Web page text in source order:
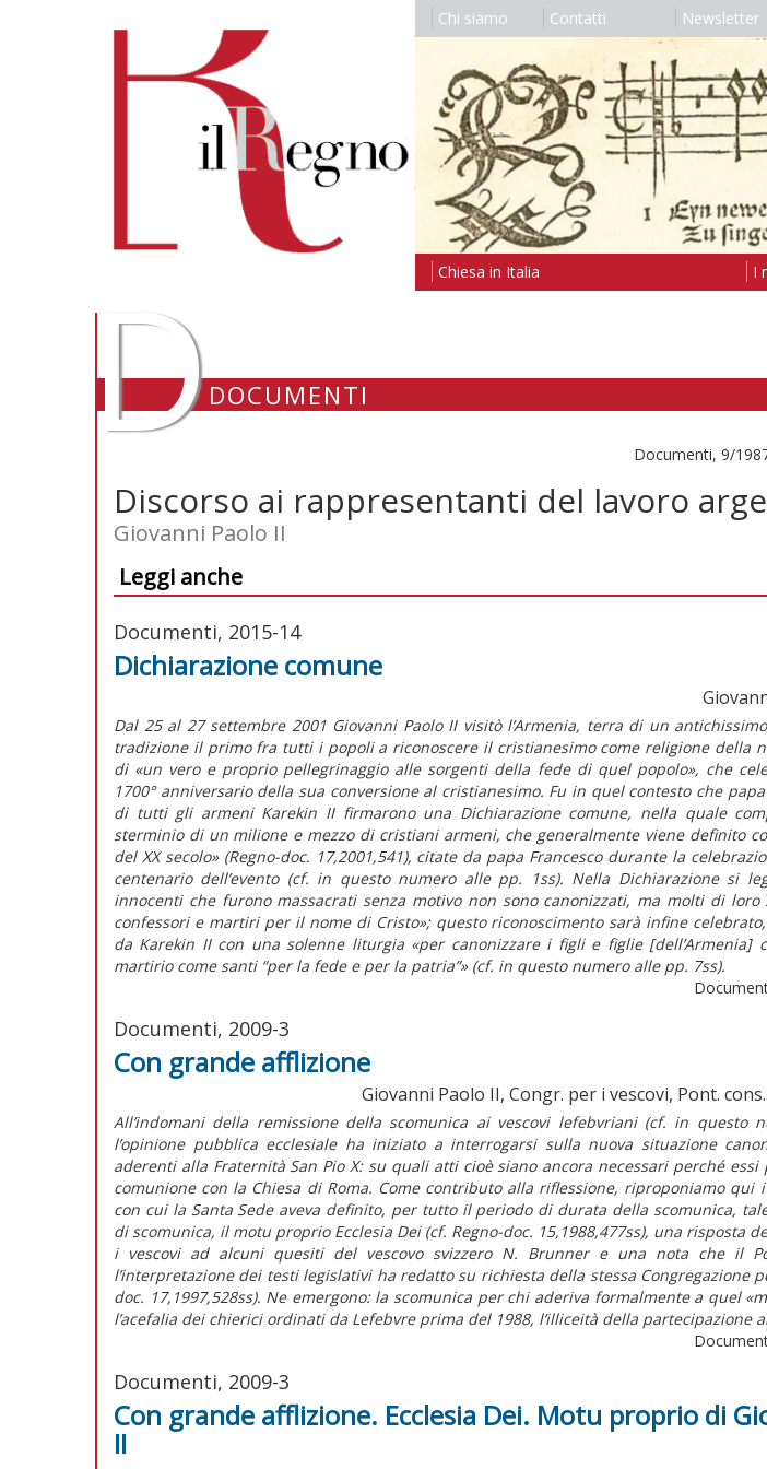
Chi siamo Contatti Newsletter
Chiesa in Italia I
DDOCUMENTI
Documenti, 9/
Discorso ai rappresentanti del lavoro
Giovanni Paolo II
Leggi anche
Documenti, 2015-14
Dichiarazione comune
Dal 25 al 27 settembre 2001 Giovanni Paolo II visitò l’Armenia, terra di un
tradizione il primo fra tutti i popoli a riconoscere il cristianesimo come religione della
di «un vero e proprio pellegrinaggio alle sorgenti della fede di quel popolo», che
1700° anniversario della sua conversione al cristianesimo. Fu in quel contesto che
di tutti gli armeni Karekin II firmarono una Dichiarazione comune, nella quale
sterminio di un milione e mezzo di cristiani armeni, che generalmente viene definito
del XX secolo» (Regno-doc. 17,2001,541), citate da papa Francesco durante la
centenario dell’evento (cf. in questo numero alle pp. 1ss). Nella Dichiarazione si
innocenti che furono massacrati senza motivo non sono canonizzati, ma molti di loro
confessori e martiri per il nome di Cristo»; questo riconoscimento sarà infine
da Karekin II con una solenne liturgia «per canonizzare i figli e figlie [dell’Armenia]
martirio come santi “per la fede e per la patria”» (cf. in questo numero alle pp. 7ss).
Documenti, 2009-3
Con grande afflizione
Giovanni Paolo II, Congr. per i vescovi, Pont.
All’indomani della remissione della scomunica ai vescovi lefebvriani (cf. in questo
l’opinione pubblica ecclesiale ha iniziato a interrogarsi sulla nuova situazione
aderenti alla Fraternità San Pio X: su quali atti cioè siano ancora necessari perché
comunione con la Chiesa di Roma. Come contributo alla riflessione, riproponiamo
con cui la Santa Sede aveva definito, per tutto il periodo di durata della scomunica,
di scomunica, il motu proprio Ecclesia Dei (cf. Regno-doc. 15,1988,477ss), una risposta
i vescovi ad alcuni quesiti del vescovo svizzero N. Brunner e una nota che il
l’interpretazione dei testi legislativi ha redatto su richiesta della stessa Congregazione
doc. 17,1997,528ss). Ne emergono: la scomunica per chi aderiva formalmente a quel
l’acefalia dei chierici ordinati da Lefebvre prima del 1988, l’illiceità della partecipazione
Documenti, 2009-3
Con grande afflizione. Ecclesia Dei. Motu proprio di
II